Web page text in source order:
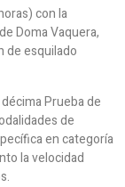
con la
Doma Vaquera,
de esquilado
Prueba de
de
en categoría
la velocidad